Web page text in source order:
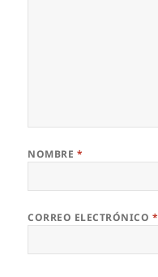
NOMBRE *
CORREO ELECTRÓNICO *